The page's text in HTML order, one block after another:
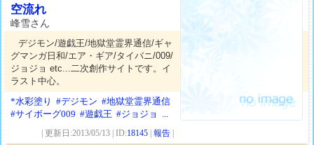
空流れ
峰雪さん
デジモン/遊戯王/地獄堂霊界通信/ギャ
グマンガ日和/エア・ギア/タイバニ/009/
ジョジョ etc...二次創作サイトです。イ
ラスト中心。
*水彩塗り
#デジモン #地獄堂霊界通信
#サイボーグ009 #遊戯王 #ジョジョ ...
| 更新日:2013/05/13 | ID:18145 |報告